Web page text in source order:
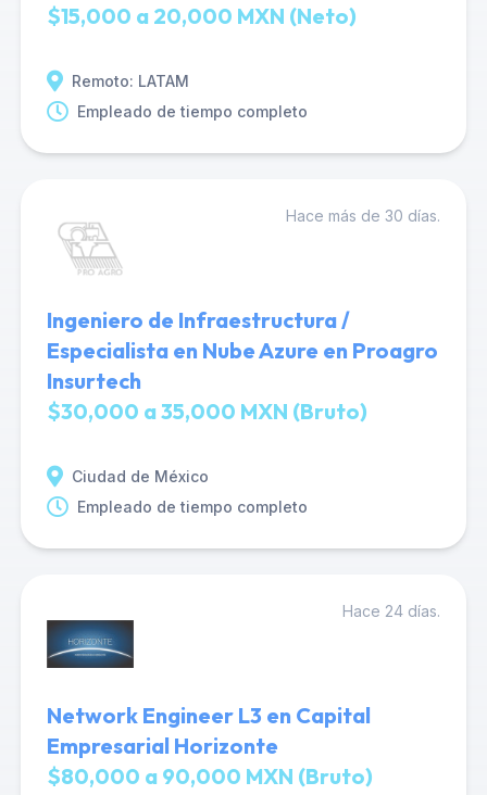
$15,000 a 20,000 MXN (Neto)
Remoto: LATAM
Empleado de tiempo completo
Hace más de 30 días.
Ingeniero de Infraestructura /
Especialista en Nube Azure en Proagro
Insurtech
$30,000 a 35,000 MXN (Bruto)
Ciudad de México
Empleado de tiempo completo
Hace 24 días.
Network Engineer L3 en Capital
Empresarial Horizonte
$80,000 a 90,000 MXN (Bruto)